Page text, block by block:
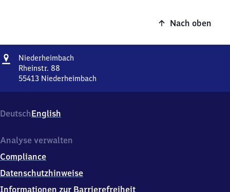
Nach oben
Adresse
Niederheimbach
Rheinstr. 88
55413 Niederheimbach
88,
5
4
3
Niederheimbach
DeutschEnglish
Analyse verwalten
Compliance
Datenschutzhinweise
Informationen zur Barrierefreiheit